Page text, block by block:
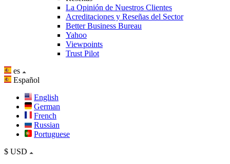
La Opinión de Nuestros Clientes
Acreditaciones y Reseñas del Sector
Better Business Bureau
Yahoo
Viewpoints
Trust Pilot
es
Español
English
German
French
Russian
Portuguese
$ USD